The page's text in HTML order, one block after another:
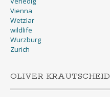
Vienna
Wetzlar
wildlife
Wurzburg
Zurich
OLIVER KRAUTSCHEID